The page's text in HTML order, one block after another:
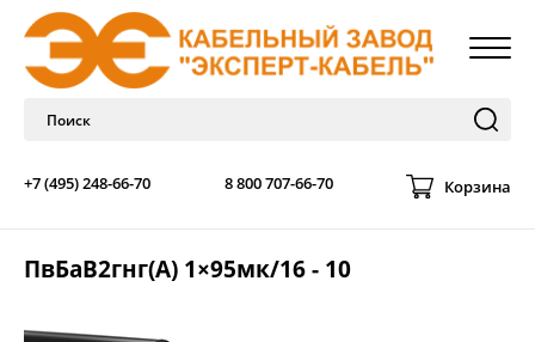
+7 (495) 248-66-70 8 800 707-66-70 Корзина
ПвБаВ2гнг(А) 1×95мк/16 - 10